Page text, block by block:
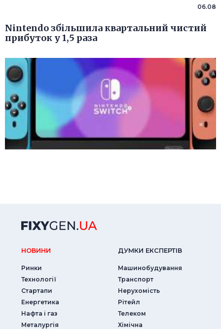
06.08
Nintendo збільшила квартальний чистий
прибуток у 1,5 раза
НОВИНИ
Ринки
Технології
Стартапи
Енергетика
Нафта і газ
Металургія
ДУМКИ ЕКСПЕРТIВ
Машинобудування
Транспорт
Нерухомість
Рітейл
Телеком
Хімічна